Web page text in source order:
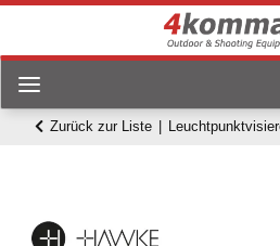
Zurück zur Liste